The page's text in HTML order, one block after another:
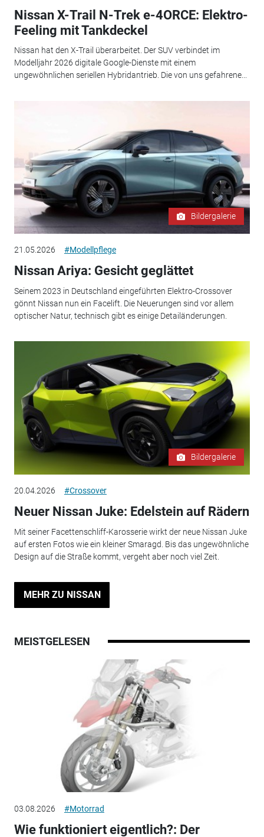
Nissan X-Trail N-Trek e-4ORCE: Elektro-
Feeling mit Tankdeckel
Nissan hat den X-Trail überarbeitet. Der SUV verbindet im
Modelljahr 2026 digitale Google-Dienste mit einem
ungewöhnlichen seriellen Hybridantrieb. Die von uns gefahrene...
Bildergalerie
21.05.2026 #Modellpflege
Nissan Ariya: Gesicht geglättet
Seinem 2023 in Deutschland eingeführten Elektro-Crossover
gönnt Nissan nun ein Facelift. Die Neuerungen sind vor allem
optischer Natur, technisch gibt es einige Detailänderungen.
Bildergalerie
20.04.2026 #Crossover
Neuer Nissan Juke: Edelstein auf Rädern
Mit seiner Facettenschliff-Karosserie wirkt der neue Nissan Juke
auf ersten Fotos wie ein kleiner Smaragd. Bis das ungewöhnliche
Design auf die Straße kommt, vergeht aber noch viel Zeit.
MEHR ZU NISSAN
MEISTGELESEN
03.08.2026 #Motorrad
Wie funktioniert eigentlich?: Der